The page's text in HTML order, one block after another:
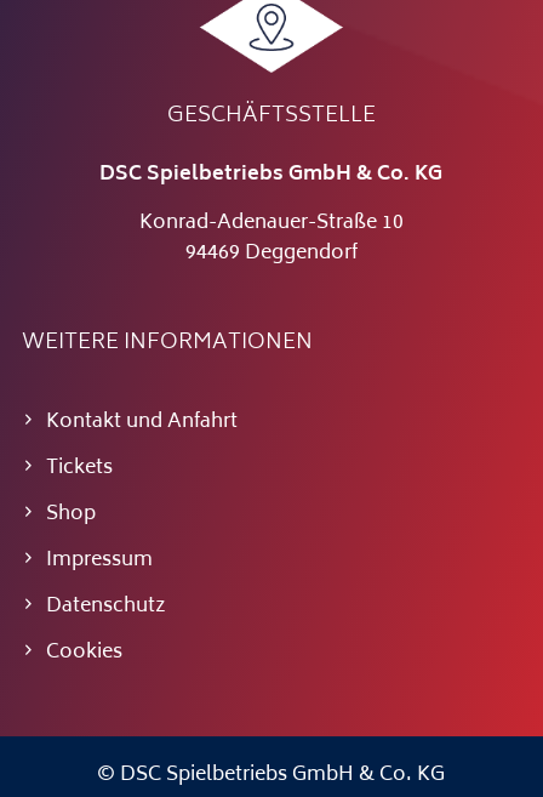
GESCHÄFTSSTELLE
DSC Spielbetriebs GmbH & Co. KG
Konrad-Adenauer-Straße 10
94469 Deggendorf
WEITERE INFORMATIONEN
Kontakt und Anfahrt
Tickets
Shop
Impressum
Datenschutz
Cookies
© DSC Spielbetriebs GmbH & Co. KG